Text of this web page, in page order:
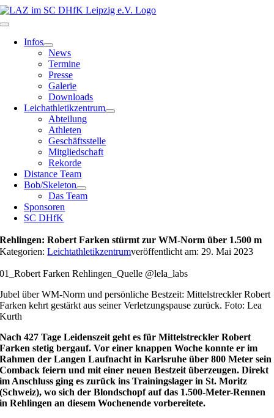
Zum
Inhalt
Toggle
Navigation
Infos
News
Termine
Presse
Galerie
Downloads
Leichathletikzentrum
Abteilung
Athleten
Geschäftsstelle
Mitgliedschaft
Rekorde
Distance Team
Bob/Skeleton
Das Team
Sponsoren
SC DHfK
Rehlingen: Robert Farken stürmt zur WM-Norm über 1.500 m
Kategorien:Leichtathletikzentrumveröffentlicht am: 29. Mai 2023
01_Robert Farken Rehlingen_Quelle @lela_labs
Jubel über WM-Norm und persönliche Bestzeit: Mittelstreckler Robert
Farken kehrt gestärkt aus seiner Verletzungspause zurück. Foto: Lea
Kurth
Nach 427 Tage Leidenszeit geht es für Mittelstreckler Robert
Farken stetig bergauf. Vor einer knappen Woche konnte er im
Rahmen der Langen Laufnacht in Karlsruhe über 800 Meter sein
Comback feiern und mit einer neuen Bestzeit überzeugen. Direkt
im Anschluss ging es zurück ins Trainingslager in St. Moritz
(Schweiz), wo sich der Blondschopf auf das 1.500-Meter-Rennen
in Rehlingen an diesem Wochenende vorbereitete.